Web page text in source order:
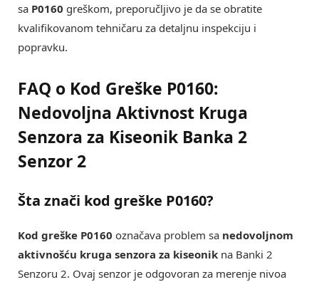
sa P0160 greškom, preporučljivo je da se obratite
kvalifikovanom tehničaru za detaljnu inspekciju i
popravku.
FAQ o Kod Greške P0160:
Nedovoljna Aktivnost Kruga
Senzora za Kiseonik Banka 2
Senzor 2
Šta znači kod greške P0160?
Kod greške P0160 označava problem sa nedovoljnom
aktivnošću kruga senzora za kiseonik na Banki 2
Senzoru 2. Ovaj senzor je odgovoran za merenje nivoa